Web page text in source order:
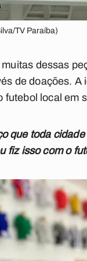
TV Paraíba)
dessas
de doações.
futebol local em
que toda
fiz isso com o